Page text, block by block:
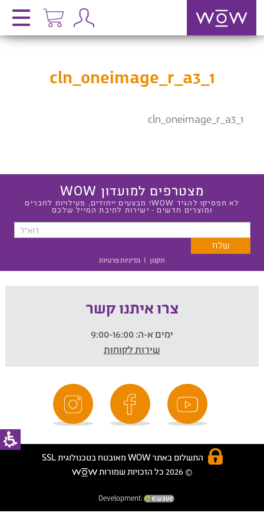
cln_oneimage_r_a3_1
cln_oneimage_r_a3_1
מצטרפים למועדון WOW
לא תפסיקו להגיד WOW! מבצעים ייחודים, פעילויות לחברים
ומוצרים חדשים - ישירות לתיבת המייל שלכם
תקנון | מדיניות פרטיות
צרו איתנו קשר
ימים א-ה:
שירות לקוחות
התשלום באתר WOW מאובטח בטכנולוגית SSL
© 2026 כל הזכויות שמורות
Development: